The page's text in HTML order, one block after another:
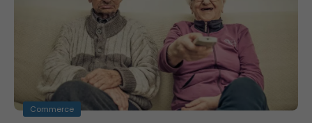
Commerce